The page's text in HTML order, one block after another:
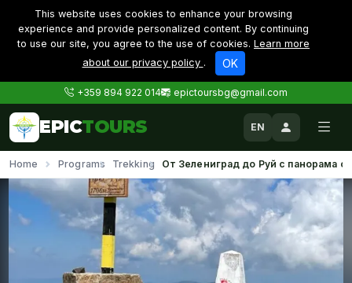
This website uses cookies to enhance your browsing
experience and provide personalized content. By continuing
to use our site, you agree to the use of cookies. Learn more
about our privacy policy . OK
+359 894 922 014 epictoursbg@gmail.com
EPICTOURS EN
Home Programs Trekking От Зелениград до Руй с панорама